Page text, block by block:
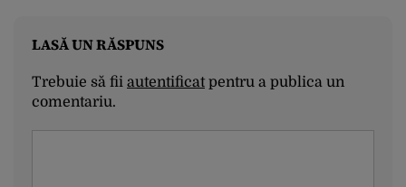
LASĂ UN RĂSPUNS
Trebuie să fii autentificatpentru a publica un
comentariu.